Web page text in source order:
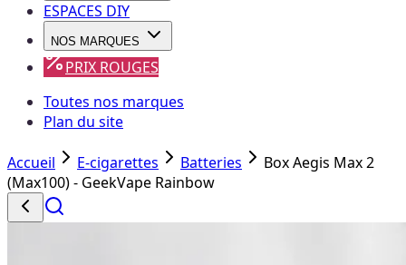
ESPACES DIY
NOS MARQUES
PRIX ROUGES
Toutes nos marques
Plan du site
Accueil E-cigarettes Batteries
Box Aegis Max 2
(Max100) - GeekVape Rainbow